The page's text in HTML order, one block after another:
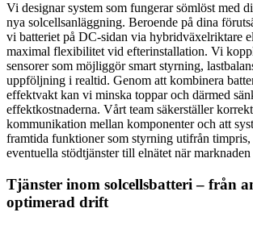
Vi designar system som fungerar sömlöst med
nya solcellsanläggning. Beroende på dina
vi batteriet på DC-sidan via hybridväxelriktare
maximal flexibilitet vid efterinstallation. Vi
sensorer som möjliggör smart styrning,
uppföljning i realtid. Genom att kombinera
effektvakt kan vi minska toppar och därmed
effektkostnaderna. Vårt team säkerställer
kommunikation mellan komponenter och att
framtida funktioner som styrning utifrån timpris,
eventuella stödtjänster till elnätet när
Tjänster inom solcellsbatteri – från
optimerad drift